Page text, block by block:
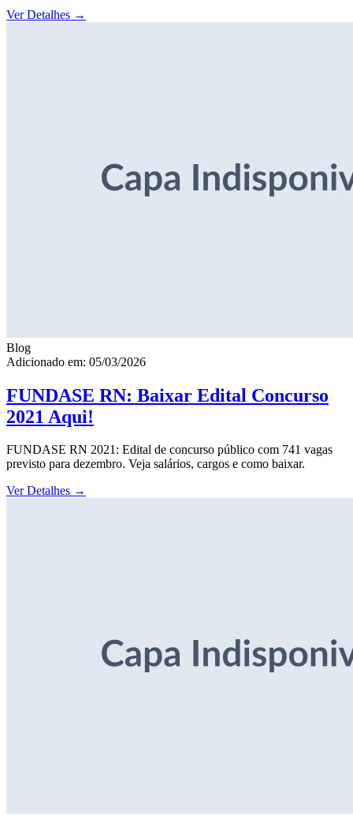
Ver Detalhes →
Blog
Adicionado em: 05/03/2026
FUNDASE RN: Baixar Edital Concurso
2021 Aqui!
FUNDASE RN 2021: Edital de concurso público com 741 vagas
previsto para dezembro. Veja salários, cargos e como baixar.
Ver Detalhes →